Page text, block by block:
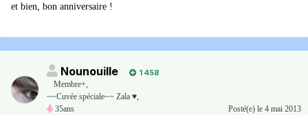
et bien, bon anniversaire !
Nounouille
1 458
Membre+,
~~Cuvée spéciale~~ Zala ♥,
35ans
Posté(e) le 4 mai 2013